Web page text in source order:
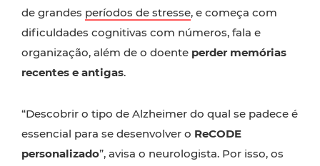
de grandes períodos de stresse, e começa com
dificuldades cognitivas com números, fala e
organização, além de o doente perder memórias
recentes e antigas.
“Descobrir o tipo de Alzheimer do qual se padece é
essencial para se desenvolver o ReCODE
personalizado”, avisa o neurologista. Por isso, os